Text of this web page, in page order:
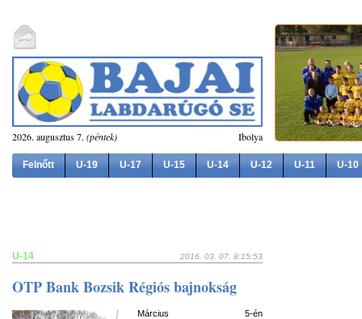
2026. augusztus 7. (péntek) Ibolya
Felnőtt U-19 U-17 U-15 U-14 U-12 U-11 U-10
U-14 2016. 03. 07. 8:15:53
OTP Bank Bozsik Régiós bajnokság
Március 5-én